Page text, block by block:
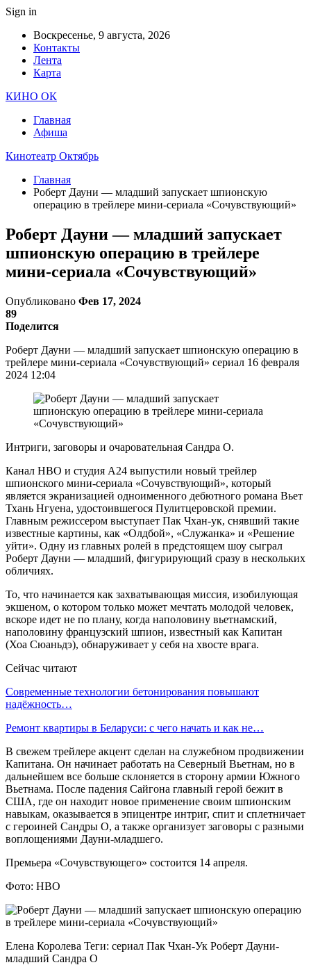
Sign in
Воскресенье, 9 августа, 2026
Контакты
Лента
Карта
КИНО ОК
Главная
Афиша
Кинотеатр Октябрь
Главная
Роберт Дауни — младший запускает шпионскую
операцию в трейлере мини-сериала «Сочувствующий»
Роберт Дауни — младший запускает
шпионскую операцию в трейлере
мини-сериала «Сочувствующий»
Опубликовано Фев 17, 2024
89
Поделится
Роберт Дауни — младший запускает шпионскую операцию в
трейлере мини-сериала «Сочувствующий» сериал 16 февраля
2024 12:04
Интриги, заговоры и очаровательная Сандра О.
Канал HBO и студия A24 выпустили новый трейлер
шпионского мини-сериала «Сочувствующий», который
является экранизацией одноименного дебютного романа Вьет
Тхань Нгуена, удостоившегося Пулитцеровской премии.
Главным режиссером выступает Пак Чхан-ук, снявший такие
известные картины, как «Олдбой», «Служанка» и «Решение
уйти». Одну из главных ролей в предстоящем шоу сыграл
Роберт Дауни — младший, фигурирующий сразу в нескольких
обличиях.
То, что начинается как захватывающая миссия, изобилующая
экшеном, о котором только может мечтать молодой человек,
вскоре идет не по плану, когда наполовину вьетнамский,
наполовину французский шпион, известный как Капитан
(Хоа Сюаньдэ), обнаруживает у себя на хвосте врага.
Сейчас читают
Современные технологии бетонирования повышают
надёжность…
Ремонт квартиры в Беларуси: с чего начать и как не…
В свежем трейлере акцент сделан на служебном продвижении
Капитана. Он начинает работать на Северный Вьетнам, но в
дальнейшем все больше склоняется в сторону армии Южного
Вьетнама. После падения Сайгона главный герой бежит в
США, где он находит новое применение своим шпионским
навыкам, оказывается в эпицентре интриг, спит и сплетничает
с героиней Сандры О, а также организует заговоры с разными
воплощениями Дауни-младшего.
Премьера «Сочувствующего» состоится 14 апреля.
Фото: HBO
Елена Королева Теги: сериал Пак Чхан-Ук Роберт Дауни-
младший Сандра О